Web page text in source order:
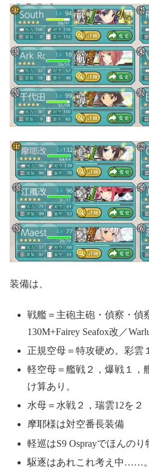
装備は、
戦艦＝主砲主砲・偵察・偵
130M+Fairey Seafox改／
正規空母＝特攻硬め。彩雲
軽空母＝艦戦２，爆戦１，
け算あり。
水母＝水戦２，瑞雲12を２
摩耶様は対空番長装備
軽巡はS9 Osprayでほんのり
駆逐はあれこれ考え中……。